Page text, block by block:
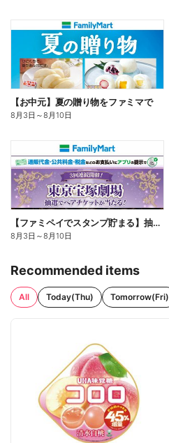
【お中元】夏の贈り物をファミマで
8月3日 ～8月10日
【ファミペイでスタンプ貯まる】抽選でペアチケットが当たる!
8月3日 ～8月10日
Recommended items
All Today(Thu) Tomorrow(Fri)